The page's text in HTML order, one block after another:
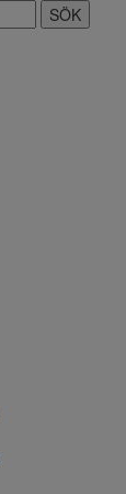
SÖK